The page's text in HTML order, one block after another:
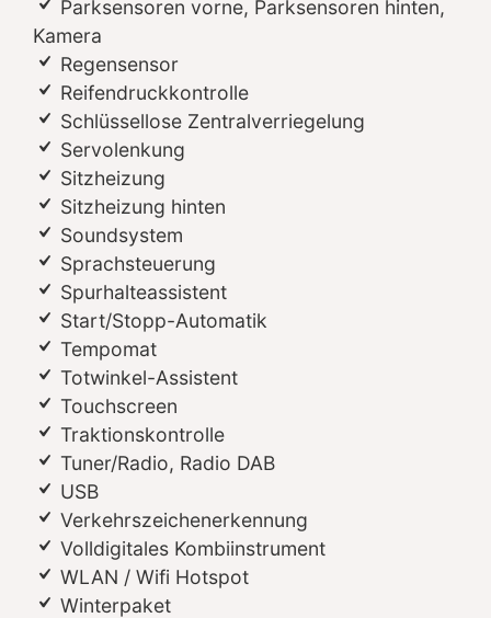
Parksensoren vorne, Parksensoren hinten,
Kamera
Regensensor
Reifendruckkontrolle
Schlüssellose Zentralverriegelung
Servolenkung
Sitzheizung
Sitzheizung hinten
Soundsystem
Sprachsteuerung
Spurhalteassistent
Start/Stopp-Automatik
Tempomat
Totwinkel-Assistent
Touchscreen
Traktionskontrolle
Tuner/Radio, Radio DAB
USB
Verkehrszeichenerkennung
Volldigitales Kombiinstrument
WLAN / Wifi Hotspot
Winterpaket